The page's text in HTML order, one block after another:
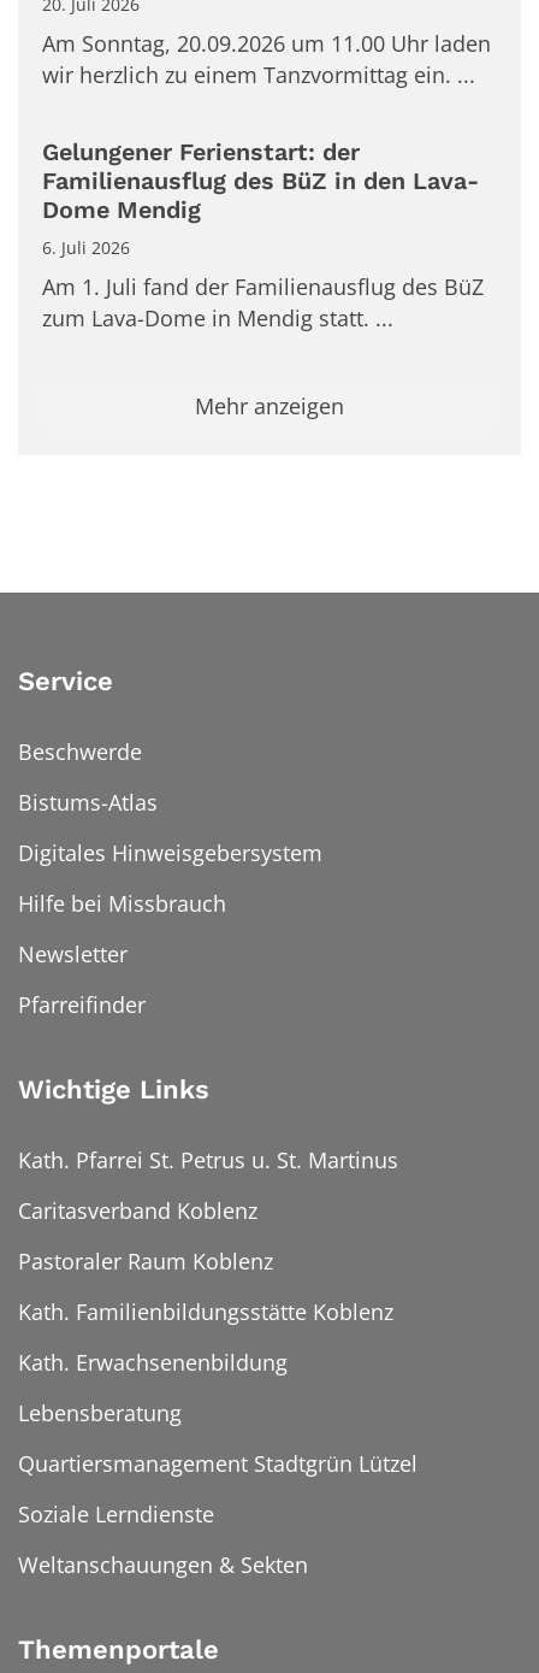
Am Sonntag, 20.09.2026 um 11.00 Uhr laden
wir herzlich zu einem Tanzvormittag ein. ...
Gelungener Ferienstart: der
Familienausflug des BüZ in den Lava-
Dome Mendig
6. Juli 2026
Am 1. Juli fand der Familienausflug des BüZ
zum Lava-Dome in Mendig statt. ...
Mehr anzeigen
Service
Beschwerde
Bistums-Atlas
Digitales Hinweisgebersystem
Hilfe bei Missbrauch
Newsletter
Pfarreifinder
Wichtige Links
Kath. Pfarrei St. Petrus u. St. Martinus
Caritasverband Koblenz
Pastoraler Raum Koblenz
Kath. Familienbildungsstätte Koblenz
Kath. Erwachsenenbildung
Lebensberatung
Quartiersmanagement Stadtgrün Lützel
Soziale Lerndienste
Weltanschauungen & Sekten
Themenportale